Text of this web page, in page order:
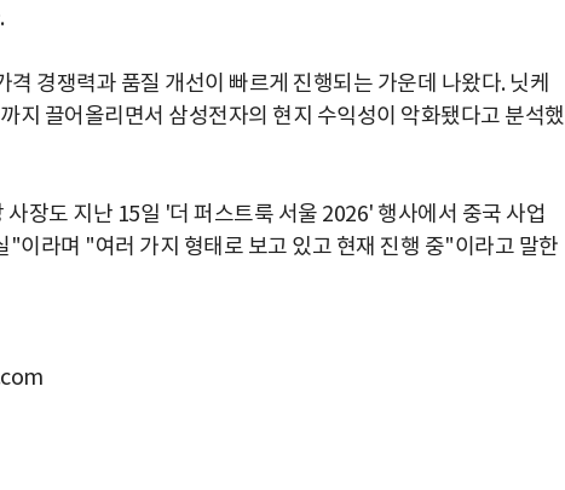
경쟁력과 품질 개선이 빠르게 진행되는 가운데 나왔다. 닛케
지 끌어올리면서 삼성전자의 현지 수익성이 악화됐다고 분석했
장도 지난 15일 '더 퍼스트룩 서울 2026' 행사에서 중국 사업
이라며 "여러 가지 형태로 보고 있고 현재 진행 중"이라고 말한